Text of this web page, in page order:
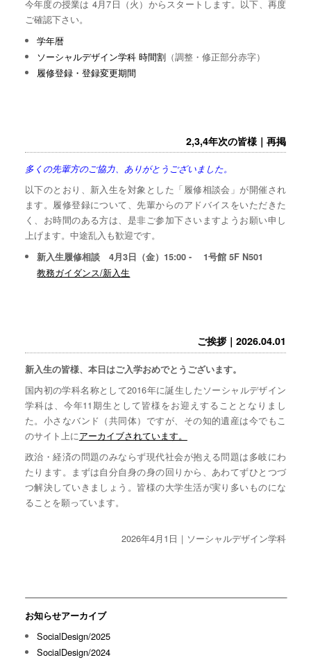
今年度の授業は 4月7日（火）からスタートします。以下、再度
ご確認下さい。
学年暦
ソーシャルデザイン学科 時間割 （調整・修正部分赤字）
履修登録・登録変更期間
2,3,4年次の皆様｜再掲
多くの先輩方のご協力、ありがとうございました。
以下のとおり、新入生を対象とした「履修相談会」が開催され
ます。履修登録について、先輩からのアドバイスをいただきた
く、お時間のある方は、是非ご参加下さいますようお願い申し
上げます。中途乱入も歓迎です。
新入生履修相談 4月3日（金）15:00 - 1号館 5F N501
教務ガイダンス/新入生
ご挨拶｜2026.04.01
新入生の皆様、本日はご入学おめでとうございます。
国内初の学科名称として2016年に誕生したソーシャルデザイン
学科は、今年11期生として皆様をお迎えすることとなりまし
た。小さなバンド（共同体）ですが、その知的遺産は今でもこ
のサイト上にアーカイブされています。
政治・経済の問題のみならず現代社会が抱える問題は多岐にわ
たります。まずは自分自身の身の回りから、あわてずひとつづ
つ解決していきましょう。皆様の大学生活が実り多いものにな
ることを願っています。
2026年4月1日｜ソーシャルデザイン学科
お知らせアーカイブ
SocialDesign/2025
SocialDesign/2024